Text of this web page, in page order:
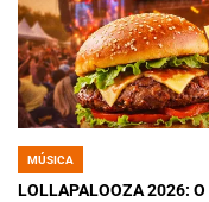
POSTED
IN
MÚSICA
LOLLAPALOOZA 2026: O